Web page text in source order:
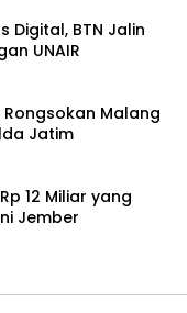
Digital, BTN Jalin
UNAIR
Malang
Jatim
12 Miliar yang
Jember